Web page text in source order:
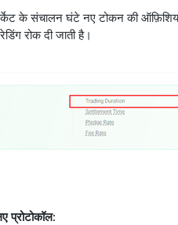
के संचालन घंटे नए टोकन की
रोक दी जाती है।
प्रोटोकॉल: